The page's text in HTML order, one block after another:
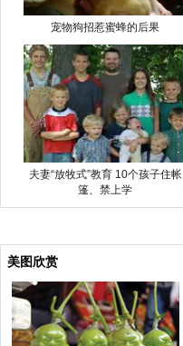
宠物狗招惹蜜蜂的后果
夫妻“放牧式”教育 10个孩子住帐
篷、禁上学
美图欣赏